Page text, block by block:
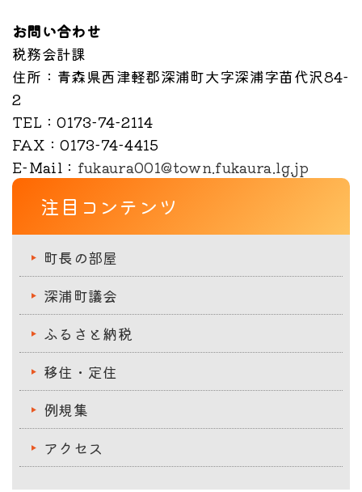
お問い合わせ
税務会計課
住所 ：青森県西津軽郡深浦町大字深浦字苗代沢84-
2
TEL ：0173-74-2114
FAX ：0173-74-4415
E-Mail ： fukaura001@town.fukaura.lg.jp
注目コンテンツ
町長の部屋
深浦町議会
ふるさと納税
移住・定住
例規集
アクセス